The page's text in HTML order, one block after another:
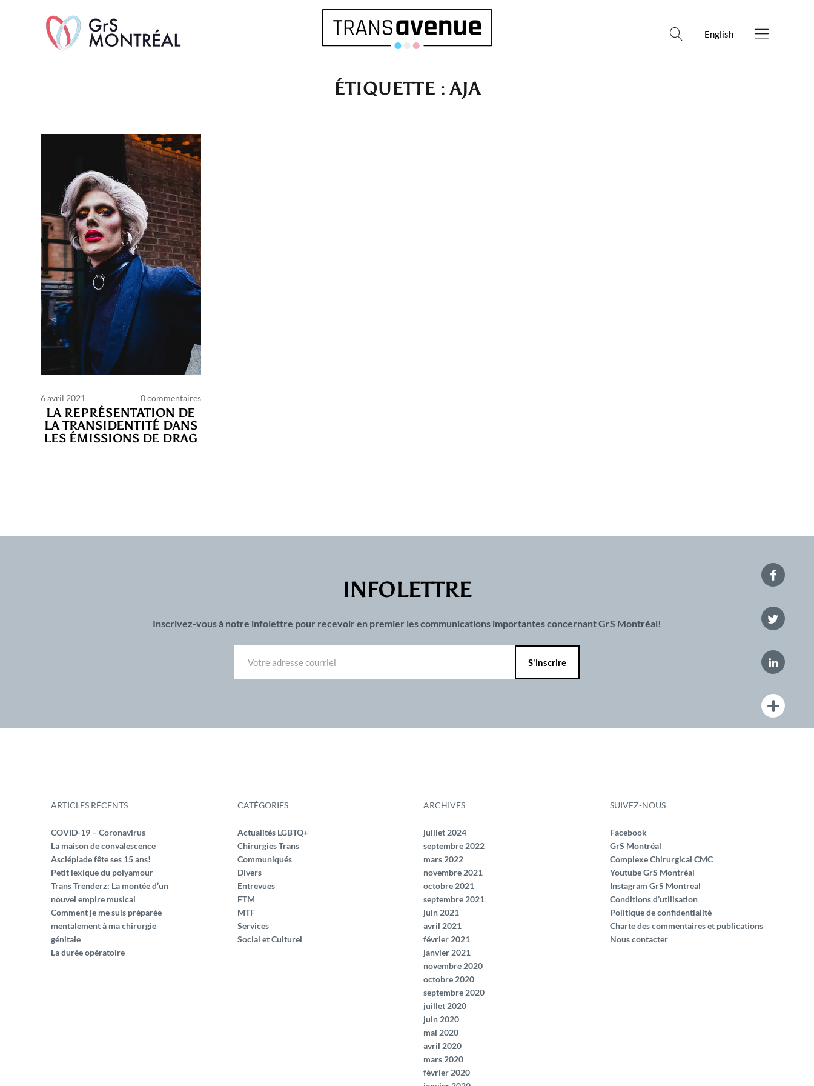
English
ÉTIQUETTE :AJA
6 avril 2021 0 commentaires
LA REPRÉSENTATION DE
LA TRANSIDENTITÉ DANS
LES ÉMISSIONS DE DRAG
INFOLETTRE
Inscrivez-vous à notre infolettre pour recevoir en premier les communications importantes concernant GrS Montréal!
ARTICLES RÉCENTS
COVID-19 – Coronavirus
La maison de convalescence
Asclépiade fête ses 15 ans!
Petit lexique du polyamour
Trans Trenderz: La montée d’un
nouvel empire musical
Comment je me suis préparée
mentalement à ma chirurgie
génitale
La durée opératoire
CATÉGORIES
Actualités LGBTQ+
Chirurgies Trans
Communiqués
Divers
Entrevues
FTM
MTF
Services
Social et Culturel
ARCHIVES
juillet 2024
septembre 2022
mars 2022
novembre 2021
octobre 2021
septembre 2021
juin 2021
avril 2021
février 2021
janvier 2021
novembre 2020
octobre 2020
septembre 2020
juillet 2020
juin 2020
mai 2020
avril 2020
mars 2020
février 2020
SUIVEZ-NOUS
Facebook
GrS Montréal
Complexe Chirurgical CMC
Youtube GrS Montréal
Instagram GrS Montreal
Conditions d’utilisation
Politique de confidentialité
Charte des commentaires et publications
Nous contacter